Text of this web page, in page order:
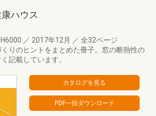
ハウス
／ 2017年12月 ／ 全32ページ
りのヒントをまとめた冊子。窓の断熱性の
記載しています。